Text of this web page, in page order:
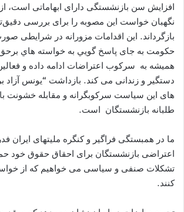
افزایش سن بازنشستگی دارای ابهاماتی است،
نگهبان خواست این مصوبه را برای بررسی
بازگرداند. این اقدامات مزورانه در شرایطی
حکومت به جای پاسخ گويي به خواسته هاي
همیشه به سرکوب اعتراضات ادامه داده و
دستگیر و زندانی می کند. بازداشت “يونس آزاد‌
های این سیاست سرکوبگرانه و مقابله خشونت
طلبانه بازنشستگان است.
ما در همبستگی فراگیر و کنگره ملیتهای ایران
اعتراضی بازنشستگان برای احقاق حقوق خود
تشکلات صنفی و سیاسی می خواهیم که از
کنند.‎